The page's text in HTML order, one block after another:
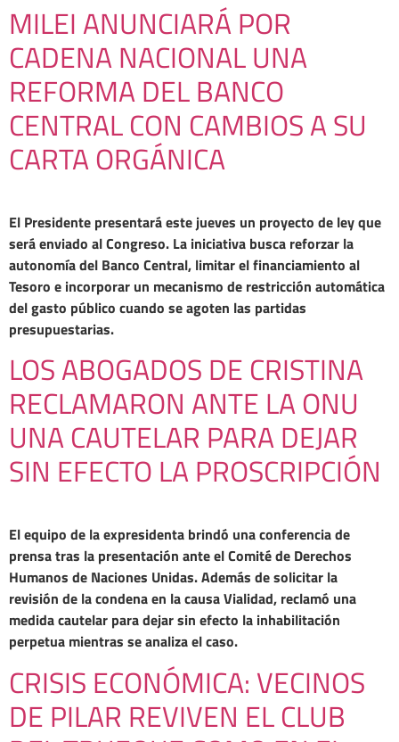
MILEI ANUNCIARÁ POR
CADENA NACIONAL UNA
REFORMA DEL BANCO
CENTRAL CON CAMBIOS A SU
CARTA ORGÁNICA
El Presidente presentará este jueves un proyecto de ley que
será enviado al Congreso. La iniciativa busca reforzar la
autonomía del Banco Central, limitar el financiamiento al
Tesoro e incorporar un mecanismo de restricción automática
del gasto público cuando se agoten las partidas
presupuestarias.
LOS ABOGADOS DE CRISTINA
RECLAMARON ANTE LA ONU
UNA CAUTELAR PARA DEJAR
SIN EFECTO LA PROSCRIPCIÓN
El equipo de la expresidenta brindó una conferencia de
prensa tras la presentación ante el Comité de Derechos
Humanos de Naciones Unidas. Además de solicitar la
revisión de la condena en la causa Vialidad, reclamó una
medida cautelar para dejar sin efecto la inhabilitación
perpetua mientras se analiza el caso.
CRISIS ECONÓMICA: VECINOS
DE PILAR REVIVEN EL CLUB